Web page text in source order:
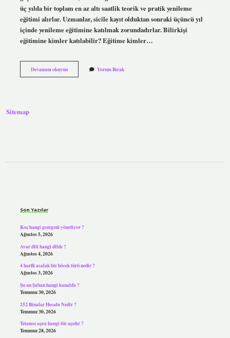
üç yılda bir toplam en az altı saatlik teorik ve pratik yenileme
eğitimi alırlar. Uzmanlar, sicile kayıt olduktan sonraki üçüncü yıl
içinde yenileme eğitimine katılmak zorundadırlar. Bilirkişi
eğitimine kimler katılabilir? Eğitime kimler…
Devamını okuyunBilirkişilik
Temel
Yorum Bırak
Sitemap
Son Yazılar
Koç hangi gezegeni yönetiyor ?
Ağustos 5, 2026
Avar dili hangi dilde ?
Ağustos 4, 2026
4 harfli asalak bir böcek türü nedir ?
Ağustos 3, 2026
Şu an Şaban hangi kanalda ?
Temmuz 30, 2026
252 Binalar Hesabı Nedir ?
Temmuz 30, 2026
Tetanoz aşısı hangi tür aşıdır ?
Temmuz 28, 2026